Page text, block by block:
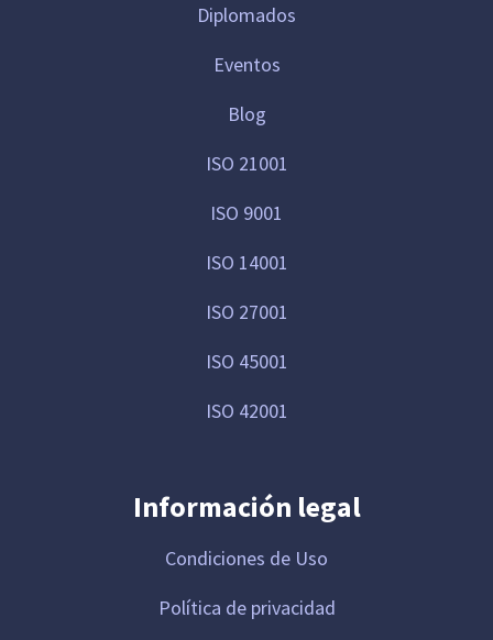
Diplomados
Eventos
Blog
ISO 21001
ISO 9001
ISO 14001
ISO 27001
ISO 45001
ISO 42001
Información legal
Condiciones de Uso
Política de privacidad